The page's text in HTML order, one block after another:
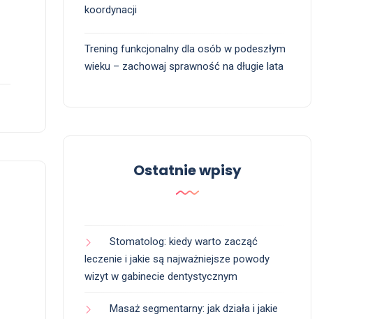
koordynacji
Trening funkcjonalny dla osób w podeszłym
wieku – zachowaj sprawność na długie lata
Ostatnie wpisy
Stomatolog: kiedy warto zacząć
leczenie i jakie są najważniejsze powody
wizyt w gabinecie dentystycznym
Masaż segmentarny: jak działa i jakie